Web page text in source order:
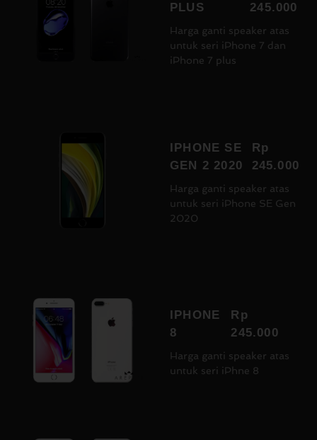
PLUS
245.000
Harga ganti speaker atas
untuk seri iPhone 7 dan
iPhone 7 plus
IPHONE SE
GEN 2 2020
Rp
245.000
Harga ganti speaker atas
untuk seri iPhone SE Gen
2020
IPHONE
8
Rp
245.000
Harga ganti speaker atas
untuk seri iPhne 8